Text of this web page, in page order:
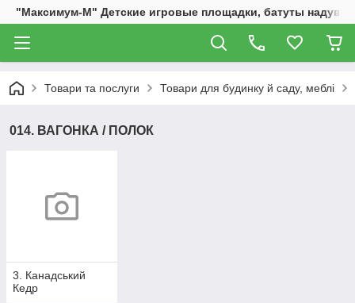
"Максимум-М" Детские игровые площадки, батуты
Товари та послуги Товари для будинку й саду, меблі
014. ВАГОНКА / ПОЛОК
3. Канадський
Кедр